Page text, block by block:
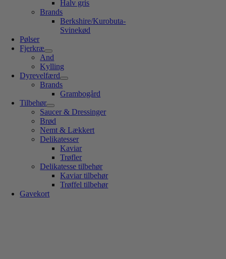
Halv gris
Brands
Berkshire/Kurobuta-
Svinekød
Pølser
Fjerkræ
And
Kylling
Dyrevelfærd
Brands
Grambogård
Tilbehør
Saucer & Dressinger
Brød
Nemt & Lækkert
Delikatesser
Kaviar
Trøfler
Delikatesse tilbehør
Kaviar tilbehør
Trøffel tilbehør
Gavekort